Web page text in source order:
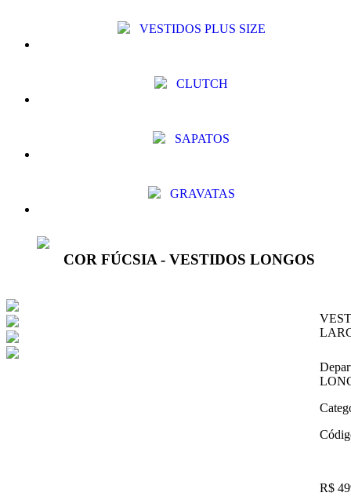
VESTIDOS PLUS SIZE
CLUTCH
SAPATOS
GRAVATAS
COR FÚCSIA - VESTIDOS LONGOS
R$